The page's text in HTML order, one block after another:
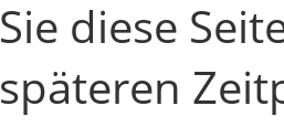
Sie diese
späteren